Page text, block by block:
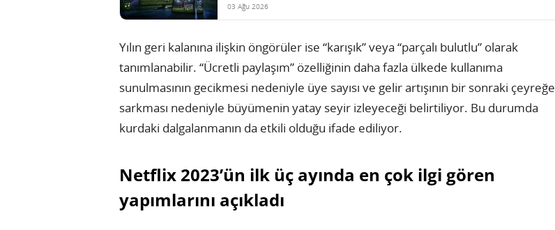
03 Ağu 2026
Yılın geri kalanına ilişkin öngörüler ise “karışık” veya “parçalı bulutlu” olarak
tanımlanabilir. “Ücretli paylaşım” özelliğinin daha fazla ülkede kullanıma
sunulmasının gecikmesi nedeniyle üye sayısı ve gelir artışının bir sonraki çeyreğe
sarkması nedeniyle büyümenin yatay seyir izleyeceği belirtiliyor. Bu durumda
kurdaki dalgalanmanın da etkili olduğu ifade ediliyor.
Netflix 2023’ün ilk üç ayında en çok ilgi gören
yapımlarını açıkladı